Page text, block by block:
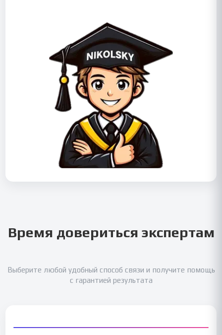
Время довериться экспертам
Выберите любой удобный способ связи и получите помощь
с гарантией результата